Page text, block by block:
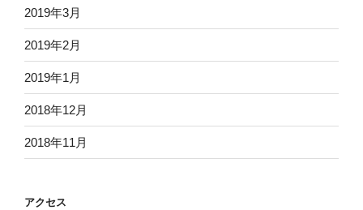
2019年3月
2019年2月
2019年1月
2018年12月
2018年11月
アクセス